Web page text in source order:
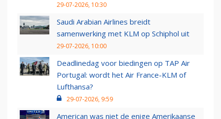
29-07-2026, 10:30
Saudi Arabian Airlines breidt
samenwerking met KLM op Schiphol uit
29-07-2026, 10:00
Deadlinedag voor biedingen op TAP Air
Portugal: wordt het Air France-KLM of
Lufthansa?
29-07-2026, 9:59
American was niet de enige Amerikaanse